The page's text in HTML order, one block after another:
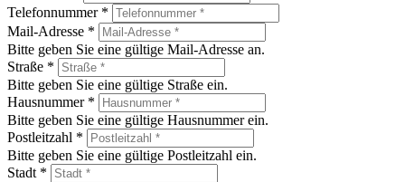
Telefonnummer *
Mail-Adresse *
Bitte geben Sie eine gültige Mail-Adresse an.
Straße *
Bitte geben Sie eine gültige Straße ein.
Hausnummer *
Bitte geben Sie eine gültige Hausnummer ein.
Postleitzahl *
Bitte geben Sie eine gültige Postleitzahl ein.
Stadt *